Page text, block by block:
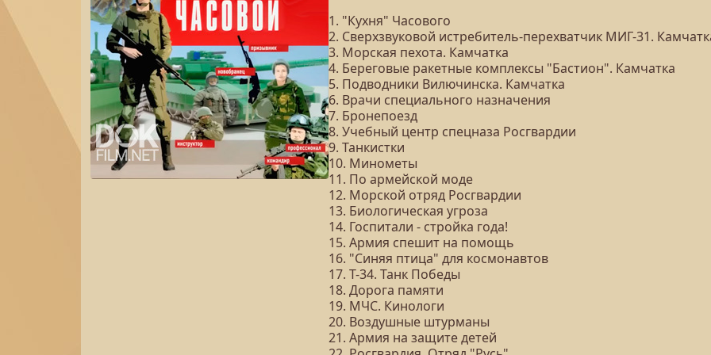
1. "Кухня" Часового
2. Сверхзвуковой истребитель-перехватчик МИГ-31.
3. Морская пехота. Камчатка
4. Береговые ракетные комплексы "Бастион". Камчатка
5. Подводники Вилючинска. Камчатка
6. Врачи специального назначения
7. Бронепоезд
8. Учебный центр спецназа Росгвардии
9. Танкистки
10. Минометы
11. По армейской моде
12. Морской отряд Росгвардии
13. Биологическая угроза
14. Госпитали - стройка года!
15. Армия спешит на помощь
16. "Синяя птица" для космонавтов
17. Т-34. Танк Победы
18. Дорога памяти
19. МЧС. Кинологи
20. Воздушные штурманы
21. Армия на защите детей